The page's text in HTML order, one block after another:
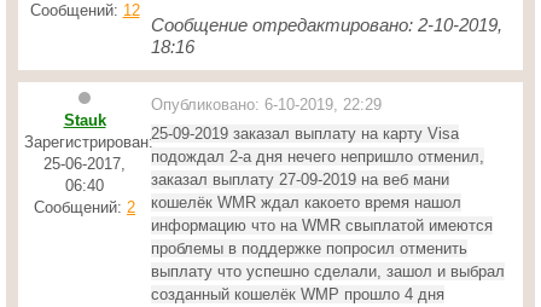
Сообщений: 12
Сообщение отредактировано: 2-10-2019,
18:16
Stauk
Зарегистрирован:
25-06-2017,
06:40
Сообщений: 2
Опубликовано: 6-10-2019, 22:29
25-09-2019 заказал выплату на карту Visa
подождал 2-а дня нечего непришло отменил,
заказал выплату 27-09-2019 на веб мани
кошелёк WMR ждал какоето время нашол
информацию что на WMR cвыплатой имеются
проблемы в поддержке попросил отменить
выплату что успешно сделали, зашол и выбрал
созданный кошелёк WMP прошло 4 дня